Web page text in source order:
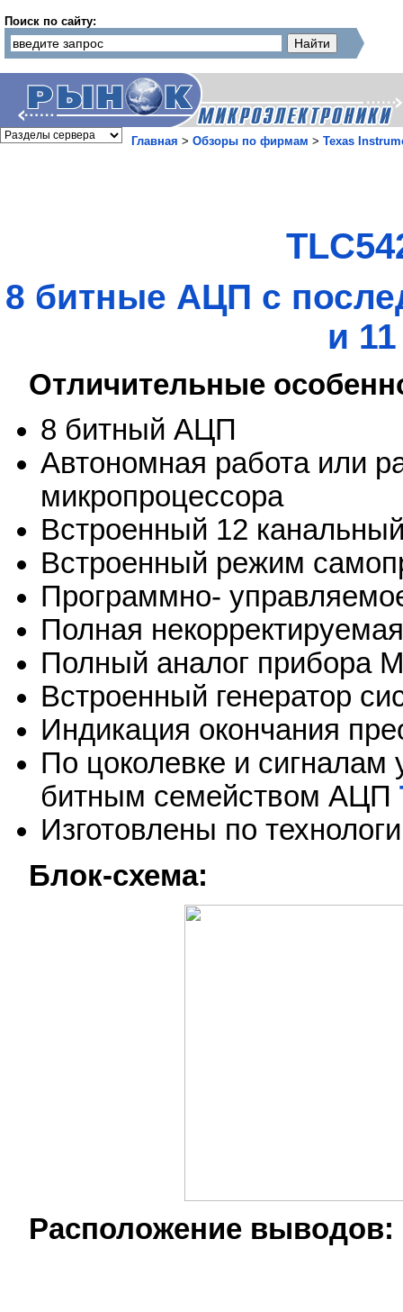
Поиск по сайту:
Главная > Обзоры по фирмам > Texas
8 битные АЦП с
и
Отличительные
8 битный АЦП
Автономная работа или
микропроцессора
Встроенный 12
Встроенный режим
Программно-
Полная
Полный аналог прибора
Встроенный генератор
Индикация окончания
По цоколевке и
битным семейством АЦП
Изготовлены по
Блок-схема:
Расположение выводов: